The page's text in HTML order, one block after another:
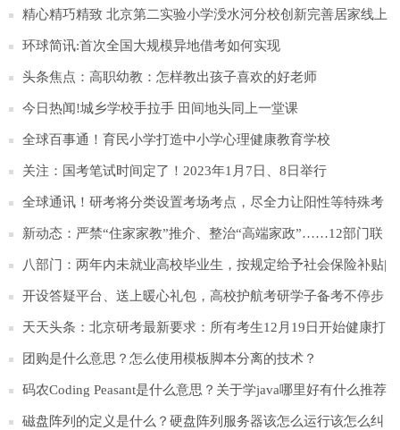
精心精巧精致 北京第二实验小学涭水河分校创新完善居家线上
学习-天天快讯
环球简讯:首次全国大规模异地借考如何实现
头条焦点：高职幼教：怎样教出孩子喜欢的好老师
今日热闻!城乡学校手拉手 田间地头同上一堂课
全球百事通！育民小学打造中小学心理健康教育学校
关注：国考笔试时间定了！2023年1月7日、8日举行
全球通讯！研考将分类设置考场考点，尽全力让阳性等特殊考
生应考尽考
新动态：严禁“住家家教”推介、整治“高端家政”……12部门联
合发文！
八部门：两年内未就业高校毕业生，按规定给予社会保险补贴|
天天新要闻
开设答疑平台、送上暖心礼包，高校护航考研学子备考不停步
天天头条：北京研考最新要求：所有考生12月19日开始健康打
卡
团购是什么意思？怎么使用模板脚本分离的技术？
码农Coding Peasant是什么意思？关于学java哪里好有什么推荐
吗？
磁盘阵列的定义是什么？硬盘阵列服务器该怎么运行该怎么纠